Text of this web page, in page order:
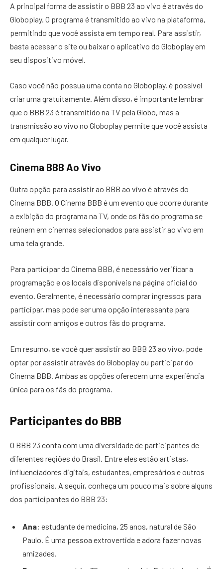
A principal forma de assistir o BBB 23 ao vivo é através do
Globoplay. O programa é transmitido ao vivo na plataforma,
permitindo que você assista em tempo real. Para assistir,
basta acessar o site ou baixar o aplicativo do Globoplay em
seu dispositivo móvel.
Caso você não possua uma conta no Globoplay, é possível
criar uma gratuitamente. Além disso, é importante lembrar
que o BBB 23 é transmitido na TV pela Globo, mas a
transmissão ao vivo no Globoplay permite que você assista
em qualquer lugar.
Cinema BBB Ao Vivo
Outra opção para assistir ao BBB ao vivo é através do
Cinema BBB. O Cinema BBB é um evento que ocorre durante
a exibição do programa na TV, onde os fãs do programa se
reúnem em cinemas selecionados para assistir ao vivo em
uma tela grande.
Para participar do Cinema BBB, é necessário verificar a
programação e os locais disponíveis na página oficial do
evento. Geralmente, é necessário comprar ingressos para
participar, mas pode ser uma opção interessante para
assistir com amigos e outros fãs do programa.
Em resumo, se você quer assistir ao BBB 23 ao vivo, pode
optar por assistir através do Globoplay ou participar do
Cinema BBB. Ambas as opções oferecem uma experiência
única para os fãs do programa.
Participantes do BBB
O BBB 23 conta com uma diversidade de participantes de
diferentes regiões do Brasil. Entre eles estão artistas,
influenciadores digitais, estudantes, empresários e outros
profissionais. A seguir, conheça um pouco mais sobre alguns
dos participantes do BBB 23:
Ana: estudante de medicina, 25 anos, natural de São
Paulo. É uma pessoa extrovertida e adora fazer novas
amizades.